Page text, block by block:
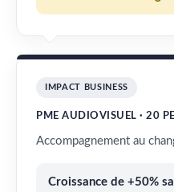
IMPACT BUSINESS
PME AUDIOVISUEL · 20
Accompagnement au
Croissance de +50%